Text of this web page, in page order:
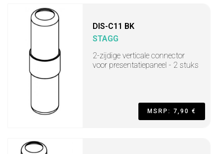
DIS-C11 BK
STAGG
2-zijdige verticale connector
voor presentatiepaneel - 2 stuks
MSRP: 7,90 €